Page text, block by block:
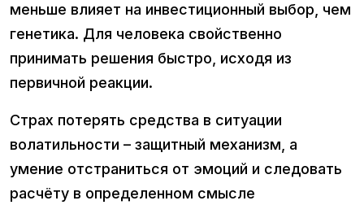
меньше влияет на инвестиционный выбор, чем
генетика. Для человека свойственно
принимать решения быстро, исходя из
первичной реакции.
Страх потерять средства в ситуации
волатильности – защитный механизм, а
умение отстраниться от эмоций и следовать
расчёту в определенном смысле